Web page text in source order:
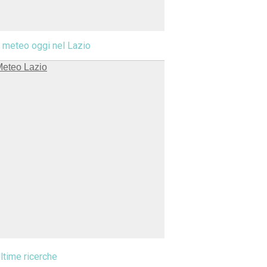
meteo oggi nel Lazio
ricerche